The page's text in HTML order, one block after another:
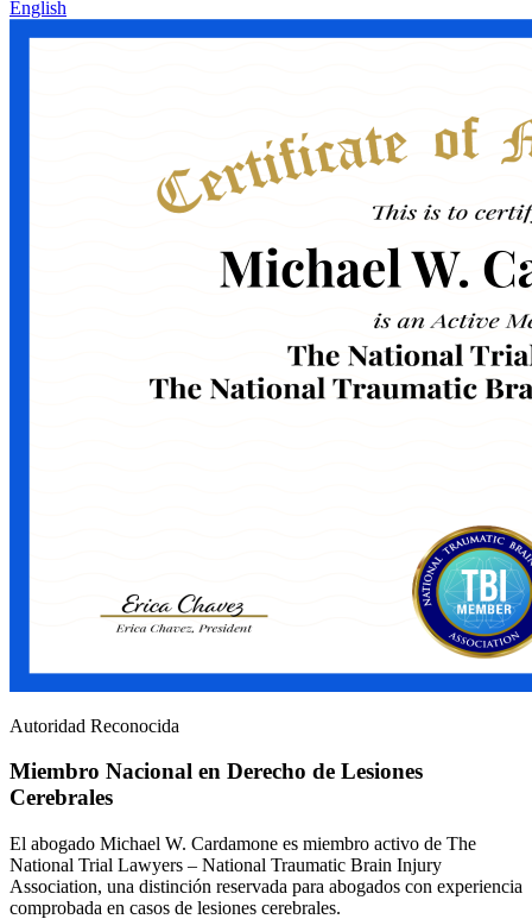
English
Autoridad Reconocida
Miembro Nacional en Derecho de Lesiones
Cerebrales
El abogado Michael W. Cardamone es miembro activo de The
National Trial Lawyers – National Traumatic Brain Injury
Association, una distinción reservada para abogados con experiencia
comprobada en casos de lesiones cerebrales.